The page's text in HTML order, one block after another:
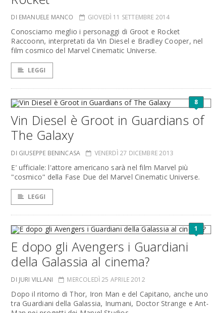
DI EMANUELE MANCO GIOVEDÌ 11 SETTEMBRE 2014
Conosciamo meglio i personaggi di Groot e Rocket
Raccoonn, interpretati da Vin Diesel e Bradley Cooper, nel
film cosmico del Marvel Cinematic Universe.
LEGGI
8
Vin Diesel è Groot in Guardians of
The Galaxy
DI GIUSEPPE BENINCASA VENERDÌ 27 DICEMBRE 2013
E' ufficiale: l'attore americano sarà nel film Marvel più
"cosmico" della Fase Due del Marvel Cinematic Universe.
LEGGI
1
E dopo gli Avengers i Guardiani
della Galassia al cinema?
DI JURI VILLANI MERCOLEDÌ 25 APRILE 2012
Dopo il ritorno di Thor, Iron Man e del Capitano, anche uno
tra Guardiani della Galassia, Inumani, Doctor Strange e Ant-